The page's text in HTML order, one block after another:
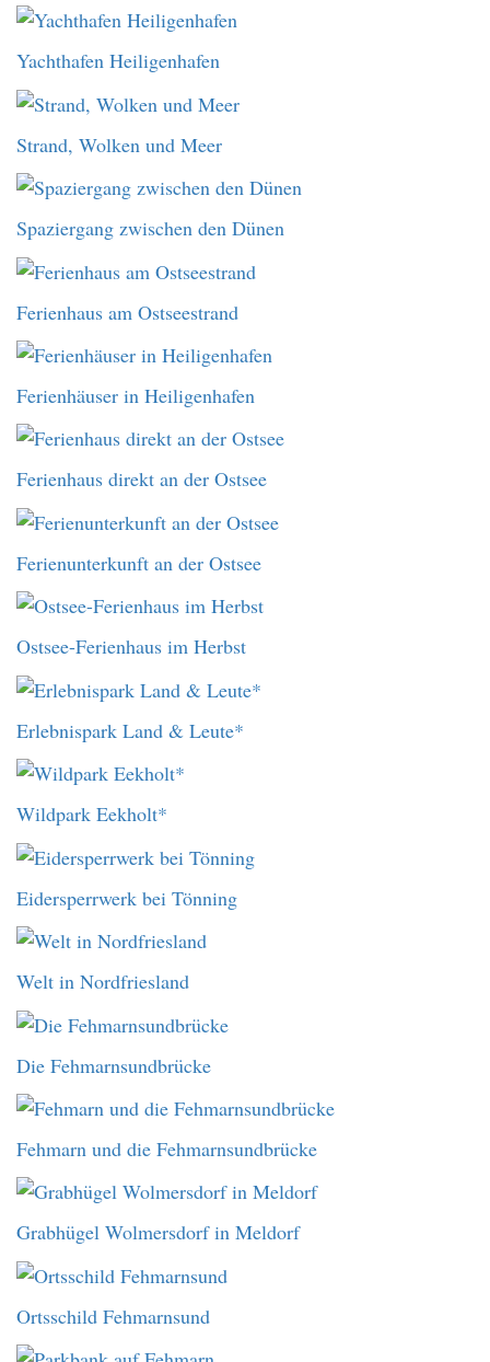
Yachthafen Heiligenhafen
Strand, Wolken und Meer
Spaziergang zwischen den Dünen
Ferienhaus am Ostseestrand
Ferienhäuser in Heiligenhafen
Ferienhaus direkt an der Ostsee
Ferienunterkunft an der Ostsee
Ostsee-Ferienhaus im Herbst
Erlebnispark Land & Leute*
Wildpark Eekholt*
Eidersperrwerk bei Tönning
Welt in Nordfriesland
Die Fehmarnsundbrücke
Fehmarn und die Fehmarnsundbrücke
Grabhügel Wolmersdorf in Meldorf
Ortsschild Fehmarnsund